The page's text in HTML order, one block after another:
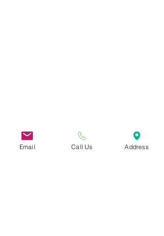
Email Call Us Address